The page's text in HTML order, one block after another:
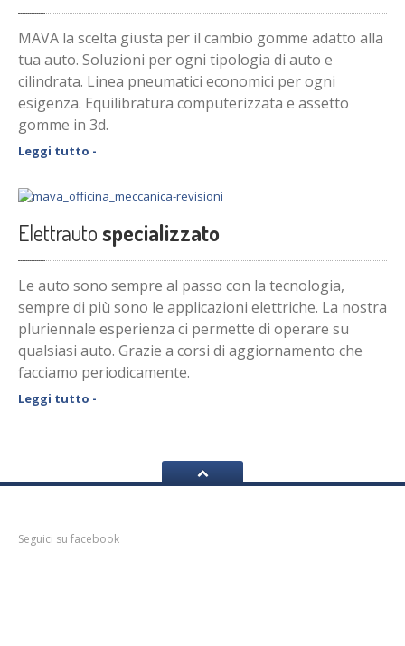
MAVA la scelta giusta per il cambio gomme adatto alla
tua auto. Soluzioni per ogni tipologia di auto e
cilindrata. Linea pneumatici economici per ogni
esigenza. Equilibratura computerizzata e assetto
gomme in 3d.
Leggi tutto -
Elettrautospecializzato
Le auto sono sempre al passo con la tecnologia,
sempre di più sono le applicazioni elettriche. La nostra
pluriennale esperienza ci permette di operare su
qualsiasi auto. Grazie a corsi di aggiornamento che
facciamo periodicamente.
Leggi tutto -
Seguici su facebook